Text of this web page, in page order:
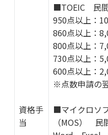
資格手
当
■TOEIC 民
950点以上：
860点以上：
800点以上：
730点以上：
600点以上
※点数申請の
■マイクロソ
（MOS） 民